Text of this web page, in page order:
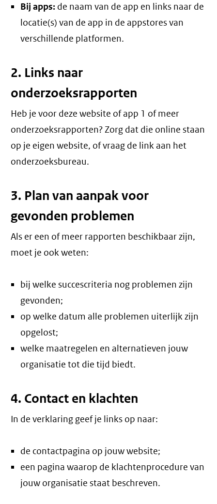
Bij apps: de naam van de app en links naar de
locatie(s) van de app in de appstores van
verschillende platformen.
2. Links naar
onderzoeksrapporten
Heb je voor deze website of app 1 of meer
onderzoeksrapporten? Zorg dat die online staan
op je eigen website, of vraag de link aan het
onderzoeksbureau.
3. Plan van aanpak voor
gevonden problemen
Als er een of meer rapporten beschikbaar zijn,
moet je ook weten:
bij welke succescriteria nog problemen zijn
gevonden;
op welke datum alle problemen uiterlijk zijn
opgelost;
welke maatregelen en alternatieven jouw
organisatie tot die tijd biedt.
4. Contact en klachten
In de verklaring geef je links op naar:
de contactpagina op jouw website;
een pagina waarop de klachtenprocedure van
jouw organisatie staat beschreven.